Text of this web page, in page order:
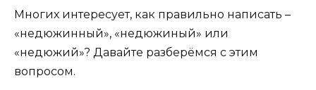
Многих интересует, как правильно написать –
«недюжинный», «недюжиный» или
«недюжий»? Давайте разберёмся с этим
вопросом.